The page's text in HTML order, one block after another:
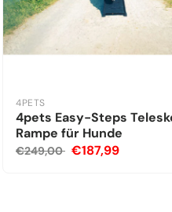
4PETS
4pets Easy-Steps
Rampe für Hunde
€249,00 €187,99